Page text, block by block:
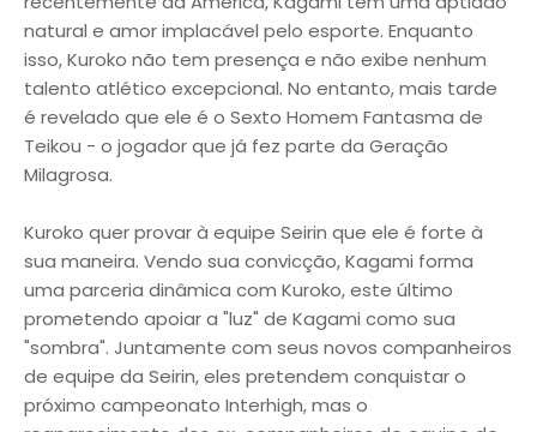
natural e amor implacável pelo esporte. Enquanto
isso, Kuroko não tem presença e não exibe nenhum
talento atlético excepcional. No entanto, mais tarde
é revelado que ele é o Sexto Homem Fantasma de
Teikou - o jogador que já fez parte da Geração
Milagrosa.
Kuroko quer provar à equipe Seirin que ele é forte à
sua maneira. Vendo sua convicção, Kagami forma
uma parceria dinâmica com Kuroko, este último
prometendo apoiar a "luz" de Kagami como sua
"sombra". Juntamente com seus novos companheiros
de equipe da Seirin, eles pretendem conquistar o
próximo campeonato Interhigh, mas o